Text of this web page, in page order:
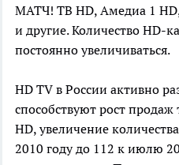
МАТЧ! ТВ HD, Амедиа 1
и другие. Количество HD-
постоянно увеличиваться.
HD TV в России активно
способствуют рост
HD, увеличение
2010 году до 112 к июлю